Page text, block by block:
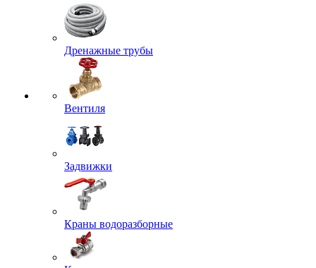
Дренажные трубы
Вентиля
Задвижки
Краны водоразборные